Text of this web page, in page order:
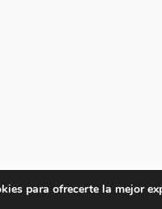
para ofrecerte la mejor